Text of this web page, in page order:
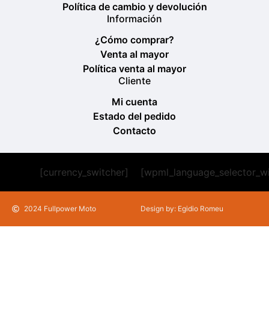
Política de cambio y devolución
Información
¿Cómo comprar?
Venta al mayor
Política venta al mayor
Cliente
Mi cuenta
Estado del pedido
Contacto
[currency_switcher]
2024 Fullpower Moto Design by: Egidio Romeu